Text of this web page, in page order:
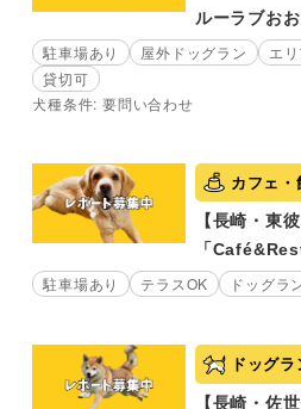
ルーラブおお
駐車場あり 屋外ドッグラン エ
貸切可
犬種条件: 要問い合わせ
カフェ・
【長崎・東
「
駐車場あり テラスOK ドッグラ
ドッグラ
【長崎・佐